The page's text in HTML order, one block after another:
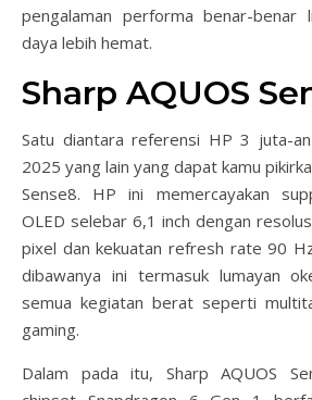
pengalaman performa benar-benar
daya lebih hemat.
Sharp AQUOS
Satu diantara referensi HP 3 juta-
2025 yang lain yang dapat kamu
Sense8. HP ini memercayakan
OLED selebar 6,1 inch dengan
pixel dan kekuatan refresh rate 90
dibawanya ini termasuk lumayan
semua kegiatan berat seperti
gaming.
Dalam pada itu, Sharp AQUOS